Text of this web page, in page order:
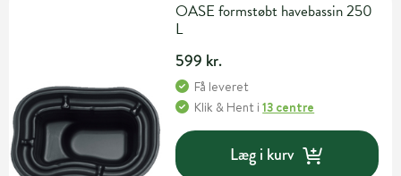
OASE formstøbt havebassin 250
L
599 kr.
Få leveret
Klik & Hent i13 centre
Læg i kurv